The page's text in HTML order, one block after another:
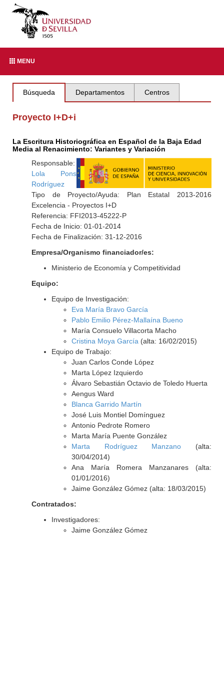
MENU
Búsqueda Departamentos Centros
Proyecto I+D+i
La Escritura Historiográfica en Español de la Baja Edad
Media al Renacimiento: Variantes y Variación
Responsable:
Lola Pons
Rodríguez
Tipo de Proyecto/Ayuda: Plan Estatal 2013-2016
Excelencia - Proyectos I+D
Referencia: FFI2013-45222-P
Fecha de Inicio: 01-01-2014
Fecha de Finalización: 31-12-2016
Empresa/Organismo financiador/es:
Ministerio de Economía y Competitividad
Equipo:
Equipo de Investigación:
Eva María Bravo García
Pablo Emilio Pérez-Mallaína Bueno
María Consuelo Villacorta Macho
Cristina Moya García (alta: 16/02/2015)
Equipo de Trabajo:
Juan Carlos Conde López
Marta López Izquierdo
Álvaro Sebastián Octavio de Toledo Huerta
Aengus Ward
Blanca Garrido Martín
José Luis Montiel Domínguez
Antonio Pedrote Romero
Marta María Puente González
Marta Rodríguez Manzano (alta:
30/04/2014)
Ana María Romera Manzanares (alta:
01/01/2016)
Jaime González Gómez (alta: 18/03/2015)
Contratados:
Investigadores:
Jaime González Gómez